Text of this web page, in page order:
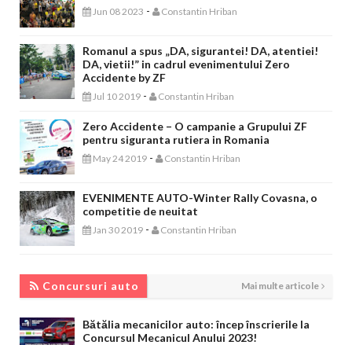
Jun 08 2023 - Constantin Hriban
Romanul a spus „DA, sigurantei! DA, atentiei!
DA, vietii!” in cadrul evenimentului Zero
Accidente by ZF
Jul 10 2019 - Constantin Hriban
Zero Accidente – O campanie a Grupului ZF
pentru siguranta rutiera in Romania
May 24 2019 - Constantin Hriban
EVENIMENTE AUTO-Winter Rally Covasna, o
competitie de neuitat
Jan 30 2019 - Constantin Hriban
Concursuri auto Mai multe articole
Bătălia mecanicilor auto: încep înscrierile la
Concursul Mecanicul Anului 2023!